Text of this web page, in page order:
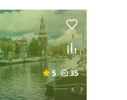
5 35